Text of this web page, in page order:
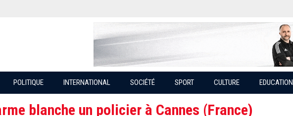
POLITIQUE INTERNATIONAL SOCIÉTÉ SPORT CULTURE EDUCATION
blanche un policier à Cannes (France)